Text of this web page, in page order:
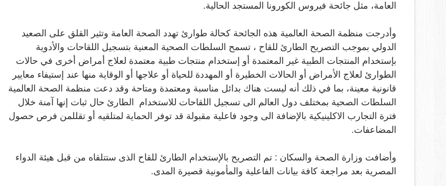
العامة، مثل جائحة فيروس الكورونا المستجد الحالية.
وأدرجت منظمة الصحة العالمية هذه الجائحة كحالة طوارئ تهدد الصحة العامة وتثير القلق على الصعيد
الدولي بموجب التصريح الطارئ للقاح ، تسمح السلطات الصحية المعنية بتسجيل اللقاحات والأدوية
بإستخدام المنتجات الطبية غير المعتمدة أو إستخدام منتجات طبية معتمدة لعلاج أمراض أخرى في حالات
الطوارئ لعلاج الأمراض أو الحالات الخطيرة أو المهددة للحياة أو علاجها أو الوقاية منها عند إستيفاء معايير
قانونية معينة، بما في ذلك أنه ليست هناك بدائل مناسبة ومعتمدة ومتاحة وقد دعت منظمة الصحة العالمية
السلطات الصحية بمختلف دول العالم الى تسجيل اللقاحات للاستخدام
الطارئ حال ثبات إنها آمنة خلال
فترة التجارب الاكلينيكية بالإضافة الى وجود فاعلية مقبولة قد توفر الحماية لمتلقيه أو تقللمن فرص حصول
المضاعفات.
وأضافت وزارة الصحة والسكان : تم التصريح بالإستخدام الطارئ للقاح الذى ستتلقاه من قبل هيئة الدواء
المصرية بعد مراجعة كافة بيانات الفاعلية والمأمونية قصيرة المدى.